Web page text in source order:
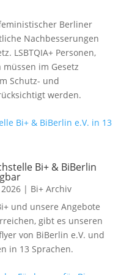
Berliner
Nachbesserungen
LSBTQIA+ Personen,
im Gesetz
Schutz- und
werden.
Bi+ & BiBerlin
| Bi+ Archiv
und unsere Angebote
gibt es unseren
von BiBerlin e.V. und
in 13 Sprachen.